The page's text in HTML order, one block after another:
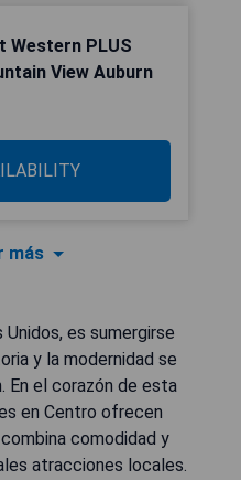
Western PLUS
View Auburn
más
es sumergirse
y la modernidad se
En el corazón de esta
en Centro ofrecen
comodidad y
atracciones locales.